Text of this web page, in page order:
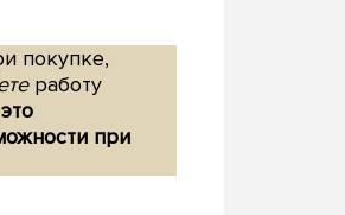
покупке,
работу
при